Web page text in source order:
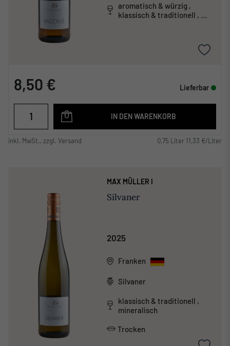
aromatisch & würzig ,
klassisch & traditionell ,
8,50 € Lieferbar
IN DEN WARENKORB
inkl. MwSt., zzgl. Versand 0,75 Liter 11,33 €/Liter
MAX MÜLLER I
Silvaner
2025
Franken
Silvaner
klassisch & traditionell ,
mineralisch
Trocken